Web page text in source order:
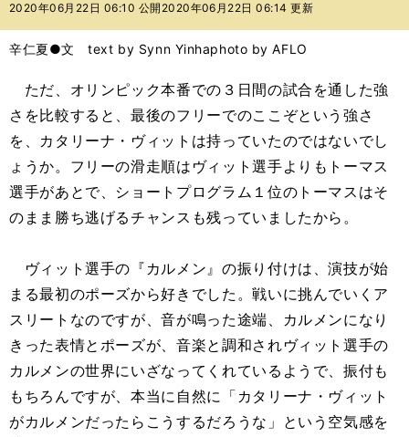
ー
バ
2020年06月22日 06:10 公開 2020年06月22日 06:14 更新
辛仁夏●文 text by Synn Yinhaphoto by AFLO
ただ、オリンピック本番での３日間の試合を通した強
さを比較すると、最後のフリーでのここぞという強さ
を、カタリーナ・ヴィットは持っていたのではないでし
ょうか。フリーの滑走順はヴィット選手よりもトーマス
選手があとで、ショートプログラム１位のトーマスはそ
のまま勝ち逃げるチャンスも残っていましたから。
ヴィット選手の『カルメン』の振り付けは、演技が始
まる最初のポーズから好きでした。戦いに挑んでいくア
スリートなのですが、音が鳴った途端、カルメンになり
きった表情とポーズが、音楽と調和されヴィット選手の
カルメンの世界にいざなってくれているようで、振付も
もちろんですが、本当に自然に「カタリーナ・ヴィット
がカルメンだったらこうするだろうな」という空気感を